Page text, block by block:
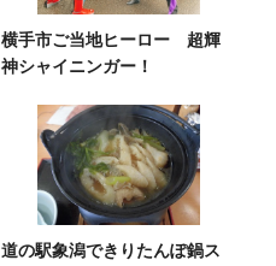
横手市ご当地ヒーロー 超輝
神シャイニンガー！
道の駅象潟できりたんぽ鍋ス